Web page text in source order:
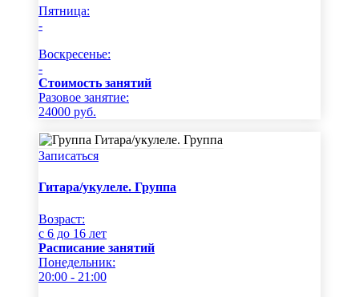
Пятница:
-
Воскресенье:
-
Стоимость занятий
Разовое занятие:
24000 руб.
Записаться
Гитара/укулеле. Группа
Возраст:
c 6 до 16 лет
Расписание занятий
Понедельник:
20:00 - 21:00